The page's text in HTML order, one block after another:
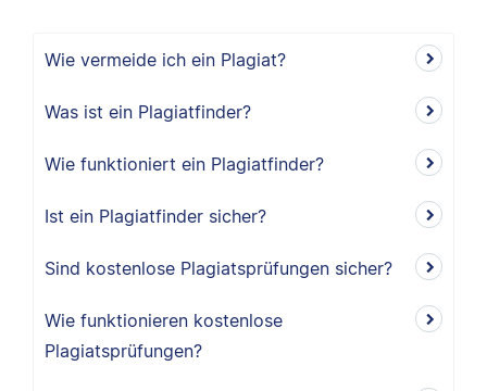
Wie vermeide ich ein Plagiat?
Was ist ein Plagiatfinder?
Wie funktioniert ein Plagiatfinder?
Ist ein Plagiatfinder sicher?
Sind kostenlose Plagiatsprüfungen sicher?
Wie funktionieren kostenlose
Plagiatsprüfungen?